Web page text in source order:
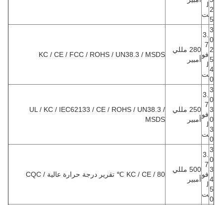
2
5
ل
ت
3
0
2
5
4
0
3.
7
فو
ل
ت
280 مللي
أمبير
KC / CE / FCC / ROHS / UN38.3 / MSDS
3
0
3
0
3
0
3.
7
فو
ل
ت
250 مللي
أمبير
UL / KC / IEC62133 / CE / ROHS / UN38.3 /
MSDS
3
0
3
4
5
0
3.
7
فو
ل
ت
500 مللي
أمبير
KC / CE / 80 ℃ تقرير درجة حرارة عالية / CQC